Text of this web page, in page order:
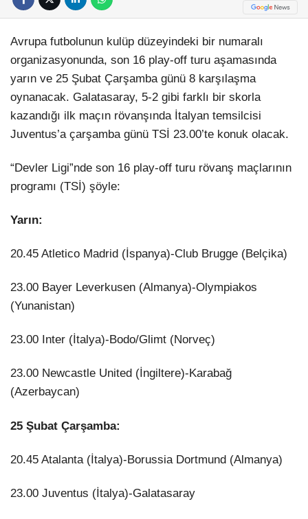
Avrupa futbolunun kulüp düzeyindeki bir numaralı
organizasyonunda, son 16 play-off turu aşamasında
yarın ve 25 Şubat Çarşamba günü 8 karşılaşma
oynanacak. Galatasaray, 5-2 gibi farklı bir skorla
kazandığı ilk maçın rövanşında İtalyan temsilcisi
Juventus’a çarşamba günü TSİ 23.00’te konuk olacak.
“Devler Ligi”nde son 16 play-off turu rövanş maçlarının
programı (TSİ) şöyle:
Yarın:
20.45 Atletico Madrid (İspanya)-Club Brugge (Belçika)
23.00 Bayer Leverkusen (Almanya)-Olympiakos
(Yunanistan)
23.00 Inter (İtalya)-Bodo/Glimt (Norveç)
23.00 Newcastle United (İngiltere)-Karabağ
(Azerbaycan)
25 Şubat Çarşamba:
20.45 Atalanta (İtalya)-Borussia Dortmund (Almanya)
23.00 Juventus (İtalya)-Galatasaray